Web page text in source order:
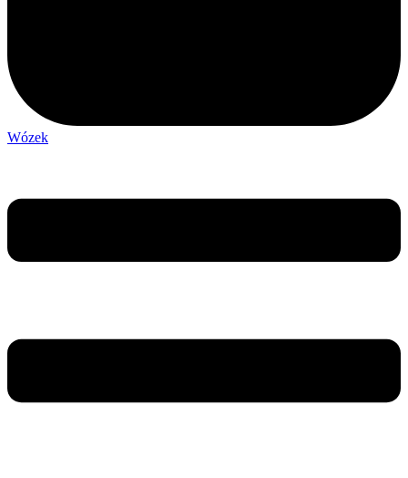
Wózek